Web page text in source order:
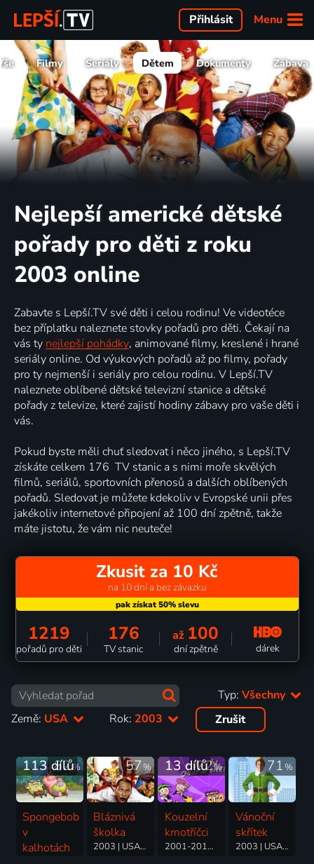
Menu
Přihlásit
Filmy Seriály Dětem Dokumenty Zábava
Nejlepší americké dětské
pořady pro děti z roku
2003 online
Zabavte s Lepší.TV své děti i celou rodinu! Ve videotéce
bez příplatku naleznete stovky pořadů pro děti. Čekají na
vás ty nejlepší pohádky, animované filmy, kreslené i hrané
seriály online. Od výukových pořadů až po filmy, pořady
pro ty nejmenší i seriály pro celou rodinu. V Lepší.TV
naleznete oblíbené dětské televizní stanice a dětské
pořady z televize, které zajistí hodiny zábavy pro vaše děti i
vás.
Pokud byste měli chuť sledovat i něco jiného, s Lepší.TV
získáte celkem 176 TV stanic a s nimi moře skvělých
filmů, seriálů, sportovních přenosů a dalších oblíbených
pořadů. Sledovat je můžete kdekoliv v Evropské unii přes
jakékoliv internetové připojení až 100 dní zpětně, takže
máte jistotu, že vám nic neuteče!
Zkusit za 10 Kč
na 10 dní a bez závazku
1219
pořadů pro děti
176
TV stanic
až 100
dní zpětně dárek
Typ: Všechny
Země: USA Rok: 2003 Zrušit
82%
113 dílů
Spongebob
v
kalhotách
57%
Bláznivá
školka
2003 | USA | Komedie, Rodinný
72%
13 dílů
Kouzelní
kmotříčci
2001-2017 | USA | Animovaný, Dobrodružný, Fantasy, Komedie, Rodinný
71%
Vánoční
skřítek
2003 | USA | Komedie, Dobrodružný, Fantasy, Rodinný, Romantický